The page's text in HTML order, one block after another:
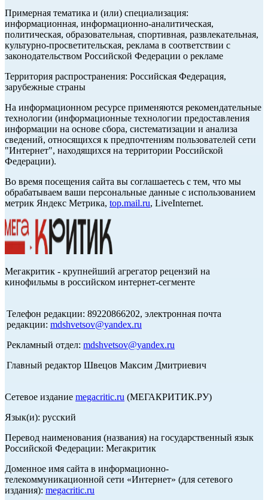
Примерная тематика и (или) специализация:
информационная, информационно-аналитическая,
политическая, образовательная, спортивная, развлекательная,
культурно-просветительская, реклама в соответствии с
законодательством Российской Федерации о рекламе
Территория распространения: Российская Федерация,
зарубежные страны
На информационном ресурсе применяются рекомендательные
технологии (информационные технологии предоставления
информации на основе сбора, систематизации и анализа
сведений, относящихся к предпочтениям пользователей сети
"Интернет", находящихся на территории Российской
Федерации).
Во время посещения сайта вы соглашаетесь с тем, что мы
обрабатываем ваши персональные данные с использованием
метрик Яндекс Метрика, top.mail.ru, LiveInternet.
Мегакритик - крупнейший агрегатор рецензий на
кинофильмы в российском интернет-сегменте
Телефон редакции: 89220866202, электронная почта
редакции: mdshvetsov@yandex.ru
Рекламный отдел: mdshvetsov@yandex.ru
Главный редактор Швецов Максим Дмитриевич
Сетевое издание megacritic.ru (МЕГАКРИТИК.РУ)
Язык(и): русский
Перевод наименования (названия) на государственный язык
Российской Федерации: Мегакритик
Доменное имя сайта в информационно-
телекоммуникационной сети «Интернет» (для сетевого
издания): megacritic.ru